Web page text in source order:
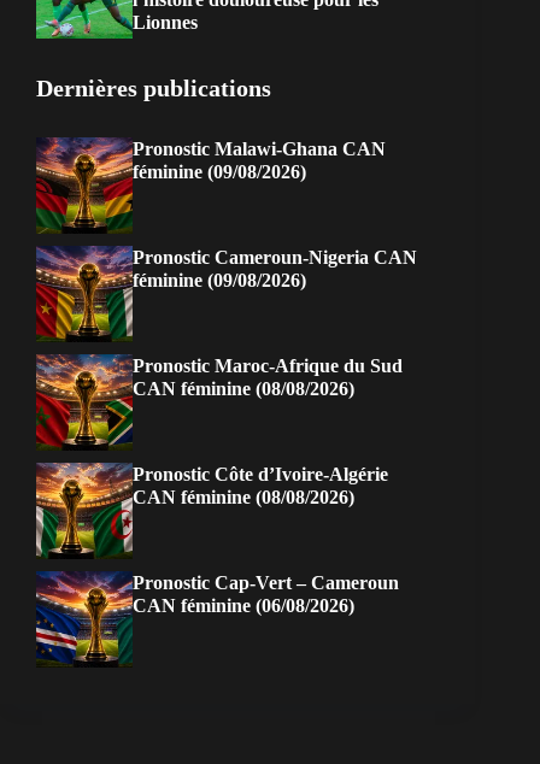
Lionnes
Dernières publications
Pronostic Malawi-Ghana CAN
féminine (09/08/2026)
Pronostic Cameroun-Nigeria CAN
féminine (09/08/2026)
Pronostic Maroc-Afrique du Sud
CAN féminine (08/08/2026)
Pronostic Côte d’Ivoire-Algérie
CAN féminine (08/08/2026)
Pronostic Cap-Vert – Cameroun
CAN féminine (06/08/2026)